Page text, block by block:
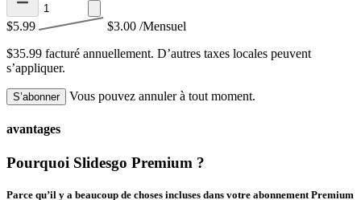
$5.99 $3.00 /Mensuel
$35.99 facturé annuellement. D’autres taxes locales peuvent
s’appliquer.
S’abonner Vous pouvez annuler à tout moment.
avantages
Pourquoi Slidesgo Premium ?
Parce qu’il y a beaucoup de choses incluses dans votre abonnement Premium